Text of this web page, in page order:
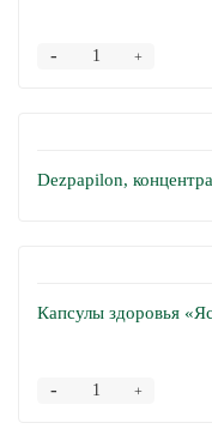
+
-
Dezpapilon,
Капсулы здоровья
+
-